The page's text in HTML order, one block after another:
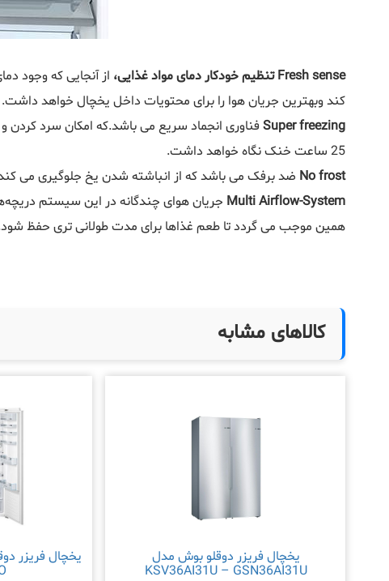
Fresh sense تنظیم خودکار دمای مواد غذایی،
از آنجایی که وجود
کند وبهترین جریان هوا را برای محتویات داخل یخچال خواهد داشت.
Super freezing فناوری انجماد سریع می‌ باشد.که امکان سرد کردن
25 ساعت خنک نگاه خواهد داشت.
No frost ضد برفک می باشد که از انباشته شدن یخ جلوگیری می
Multi Airflow-System جریان هوای چندگانه در این سیستم
همین موجب می گردد تا طعم غذاها برای مدت طولانی‌ تری حفظ
کالاهای مشابه
یخچال فریزر دوقلو بوش مدل
KSV36AI31U – GSN36AI31U